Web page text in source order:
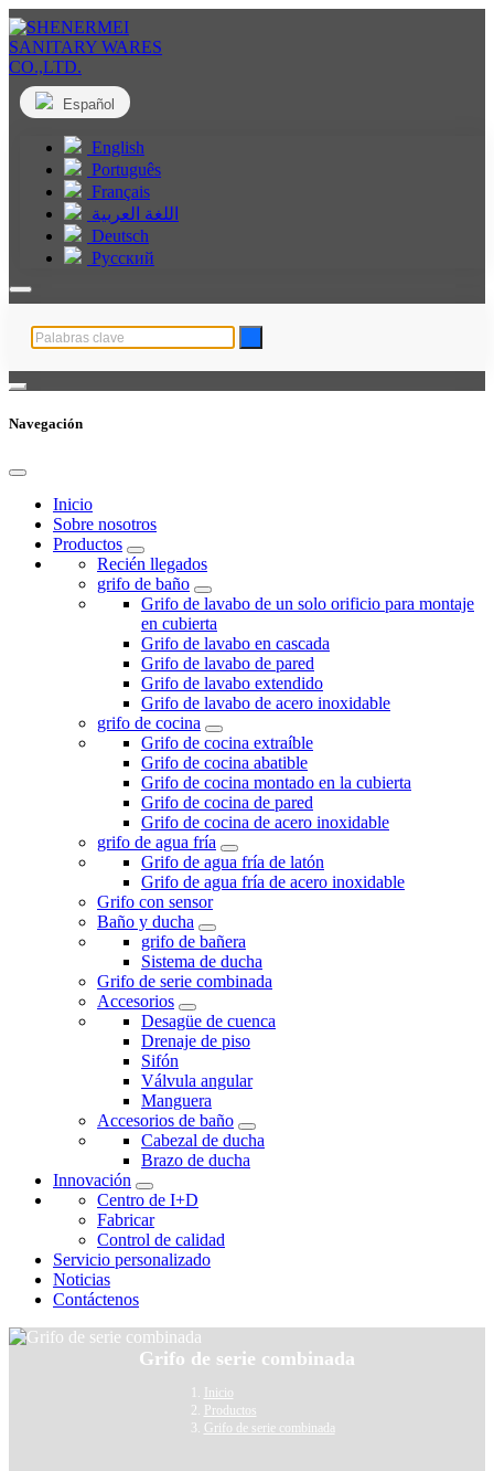
Español
English
Português
Français
اللغة العربية
Deutsch
Русский
Navegación
Inicio
Sobre nosotros
Productos
Recién llegados
grifo de baño
Grifo de lavabo de un solo orificio para montaje
en cubierta
Grifo de lavabo en cascada
Grifo de lavabo de pared
Grifo de lavabo extendido
Grifo de lavabo de acero inoxidable
grifo de cocina
Grifo de cocina extraíble
Grifo de cocina abatible
Grifo de cocina montado en la cubierta
Grifo de cocina de pared
Grifo de cocina de acero inoxidable
grifo de agua fría
Grifo de agua fría de latón
Grifo de agua fría de acero inoxidable
Grifo con sensor
Baño y ducha
grifo de bañera
Sistema de ducha
Grifo de serie combinada
Accesorios
Desagüe de cuenca
Drenaje de piso
Sifón
Válvula angular
Manguera
Accesorios de baño
Cabezal de ducha
Brazo de ducha
Innovación
Centro de I+D
Fabricar
Control de calidad
Servicio personalizado
Noticias
Contáctenos
Grifo de serie combinada
Inicio
Productos
Grifo de serie combinada